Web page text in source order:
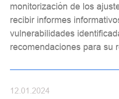
monitorización de los
recibir informes
vulnerabilidades
recomendaciones para su
12.01.2024